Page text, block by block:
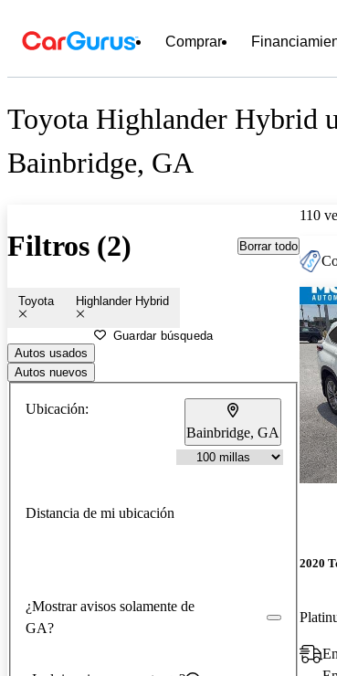
Comprar
Toyota Highlander Hybrid
Bainbridge, GA
Filtros (2) Borrar todo
Toyota Highlander Hybrid
Guardar búsqueda
Autos usados
Autos nuevos
Ubicación:
Bainbridge, GA
Distancia de mi ubicación
¿Mostrar avisos solamente de
GA?
110
2020